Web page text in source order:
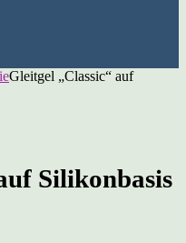
Gleitgel „Classic“ auf
Silikonbasis